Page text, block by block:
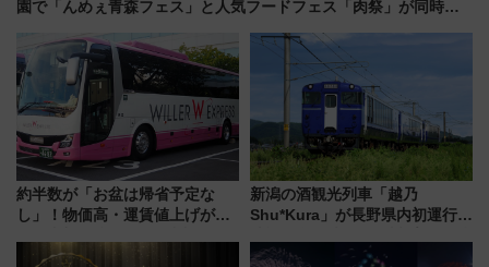
園で「んめぇ青森フェス」と人気フードフェス「肉祭」が同時開
約半数が「お盆は帰省予定な
し」！物価高・運賃値上げが財
りたいけど……【WILLER お盆
新潟の酒観光列車「越乃
Shu*Kura」が長野県内初運行！
別企画